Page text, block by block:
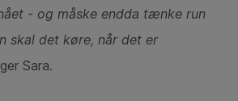
- og måske endda tænke run
skal det køre, når det er
Sara.